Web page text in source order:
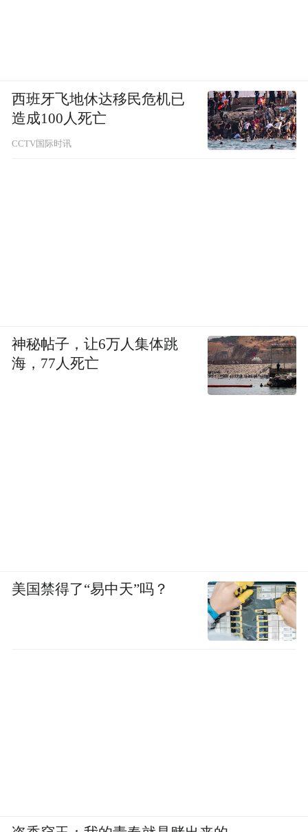
西班牙飞地休达移民危机已
造成100人死亡
CCTV国际时讯
神秘帖子，让6万人集体跳
海，77人死亡
美国禁得了“易中天”吗？